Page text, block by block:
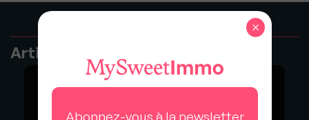
Articles recommandés
Abonnez-vous à la newsletter
×